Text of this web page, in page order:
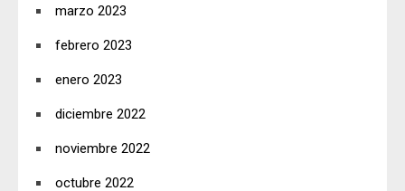
marzo 2023
febrero 2023
enero 2023
diciembre 2022
noviembre 2022
octubre 2022